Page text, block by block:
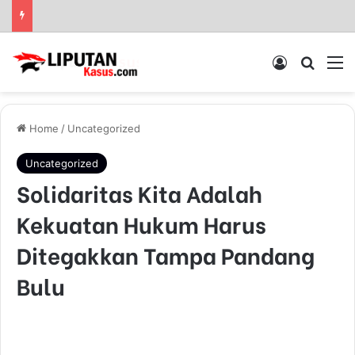
Log In
Home / Uncategorized
Uncategorized
Solidaritas Kita Adalah
Kekuatan Hukum Harus
Ditegakkan Tampa Pandang
Bulu